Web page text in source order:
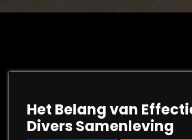
Het Belang van
Divers Samenleving